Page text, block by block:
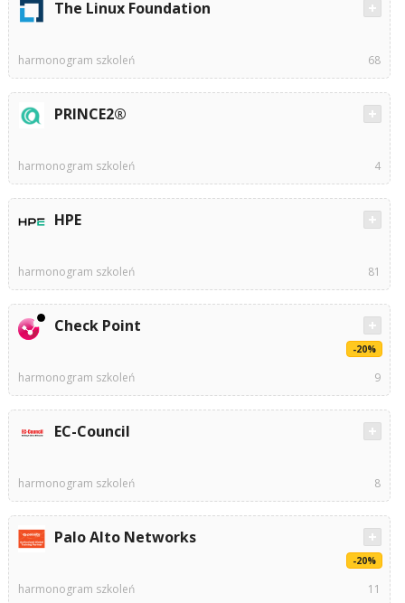
The Linux Foundation
harmonogram szkoleń 68
PRINCE2®
harmonogram szkoleń 4
HPE
harmonogram szkoleń 81
Check Point
-20%
harmonogram szkoleń 9
EC-Council
harmonogram szkoleń 8
Palo Alto Networks
-20%
harmonogram szkoleń 11